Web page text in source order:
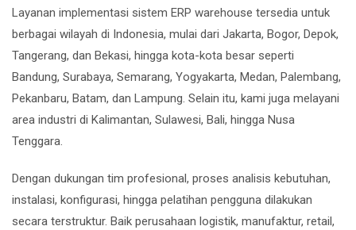
Layanan implementasi sistem ERP warehouse tersedia untuk
berbagai wilayah di Indonesia, mulai dari Jakarta, Bogor, Depok,
Tangerang, dan Bekasi, hingga kota-kota besar seperti
Bandung, Surabaya, Semarang, Yogyakarta, Medan, Palembang,
Pekanbaru, Batam, dan Lampung. Selain itu, kami juga melayani
area industri di Kalimantan, Sulawesi, Bali, hingga Nusa
Tenggara.
Dengan dukungan tim profesional, proses analisis kebutuhan,
instalasi, konfigurasi, hingga pelatihan pengguna dilakukan
secara terstruktur. Baik perusahaan logistik, manufaktur, retail,